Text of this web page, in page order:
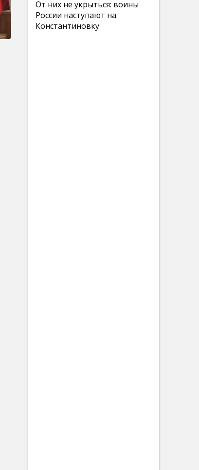
От них не укрыться: воины
России наступают на
Константиновку